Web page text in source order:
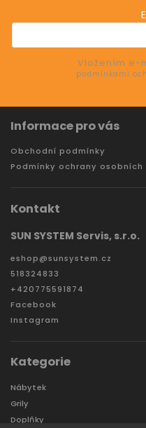
Vložením e-
podmínkami
Informace pro vás
Obchodní podmínky
Podmínky ochrany osobních
Kontakt
SUN SYSTEM Servis, s.r.o.
eshop@sunsystem.cz
518324833
+420775591874
Facebook
Instagram
Kategorie
Nábytek
Grily
Doplňky